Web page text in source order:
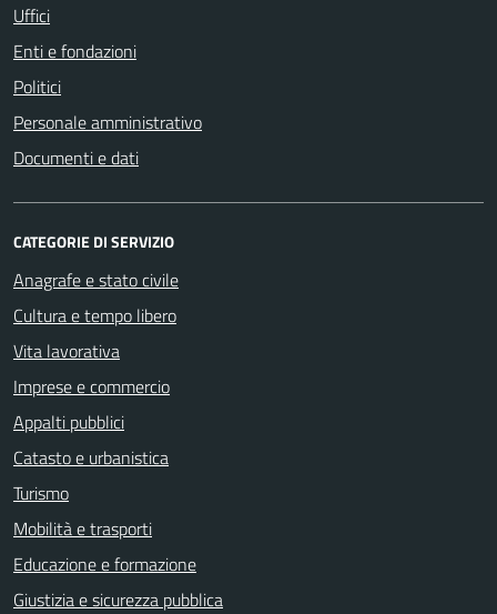
Uffici
Enti e fondazioni
Politici
Personale amministrativo
Documenti e dati
CATEGORIE DI SERVIZIO
Anagrafe e stato civile
Cultura e tempo libero
Vita lavorativa
Imprese e commercio
Appalti pubblici
Catasto e urbanistica
Turismo
Mobilità e trasporti
Educazione e formazione
Giustizia e sicurezza pubblica